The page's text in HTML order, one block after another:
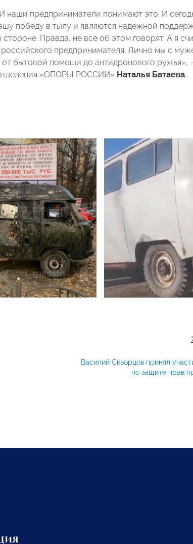
предприниматели понимают это. И
победу в тылу и являются надежной
Правда, не все об этом говорят. А я
предпринимателя. Лично мы с
бытовой помощи до антидронового ружья»,
отделения «ОПОРЫ РОССИИ» Наталья Батаева.
Василий Скворцов принял
по защите прав